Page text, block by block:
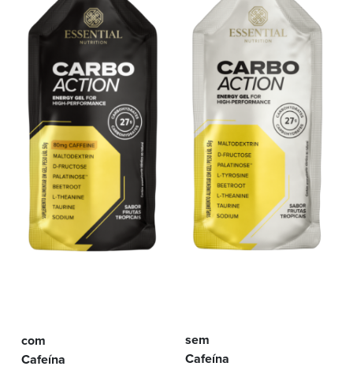
com
Cafeína
sem
Cafeína